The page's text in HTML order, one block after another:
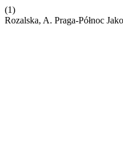
(1)
Rozalska, A. Praga-Północ